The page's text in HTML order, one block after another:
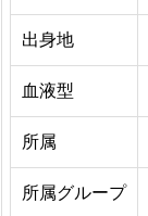
出身地
血液型
所属
所属グループ